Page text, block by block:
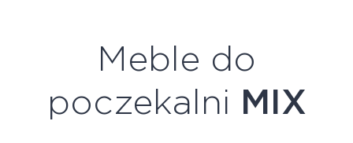
Meble do
poczekalni MIX